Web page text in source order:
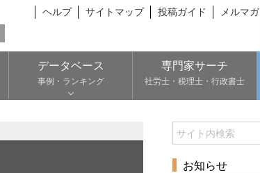
ヘルプ サイトマップ 投稿ガイド メルマガ
データベース
事例・ランキング
専門家サーチ
社労士・税理士・行政書士
お知らせ